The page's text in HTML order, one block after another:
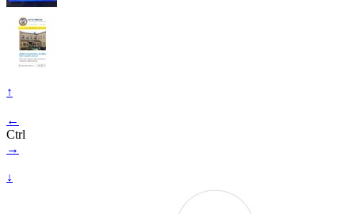
↑
←
Ctrl
→
↓